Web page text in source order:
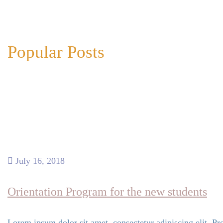
Popular Posts
July 16, 2018
Orientation Program for the new students